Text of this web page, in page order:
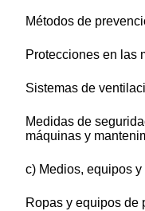
Métodos de
Protecciones en las
Sistemas de
Medidas de
máquinas y
c) Medios, equipos
Ropas y equipos de